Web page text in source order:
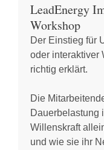
LeadEnergy
Workshop
Der Einstieg für
oder interaktiver
richtig erklärt.
Die
Dauerbelastung
Willenskraft
und wie sie ihr